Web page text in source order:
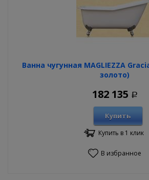
Ванна чугунная MAGLIEZZA
золото)
182 135 Р
Купить
Купить в 1 клик
В избранное